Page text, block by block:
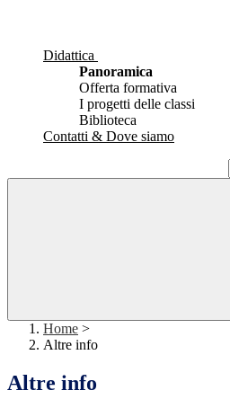
Didattica
Panoramica
Offerta formativa
I progetti delle classi
Biblioteca
Contatti & Dove siamo
Home >
Altre info
Altre info